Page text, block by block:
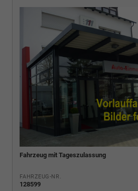
Fahrzeug mit Tageszulassung
FAHRZEUG-NR.
128599